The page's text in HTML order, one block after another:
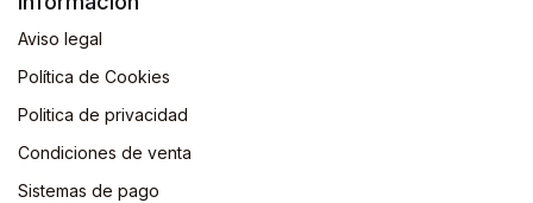
Aviso legal
Política de Cookies
Politica de privacidad
Condiciones de venta
Sistemas de pago